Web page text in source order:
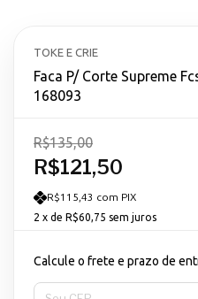
TOKE E CRIE
Faca P/ Corte Supreme
168093
R$121,50
R$135,00
R$115,43 com PIX
2 x de R$60,75 sem juros
Calcule o frete e prazo de
Entregas para o CEP: